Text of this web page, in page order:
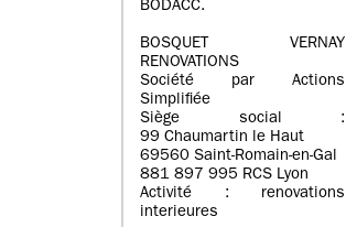
BODACC.
BOSQUET VERNAY
RENOVATIONS
Société par Actions
Simplifiée
Siège social :
99 Chaumartin le Haut
69560 Saint-Romain-en-Gal
881 897 995 RCS Lyon
Activité : renovations
interieures